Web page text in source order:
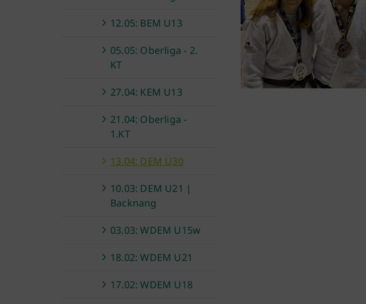
12.05: BEM U13
05.05: Oberliga - 2.
KT
27.04: KEM U13
21.04: Oberliga -
1.KT
13.04: DEM Ü30
10.03: DEM U21 |
Backnang
03.03: WDEM U15w
18.02: WDEM U21
17.02: WDEM U18